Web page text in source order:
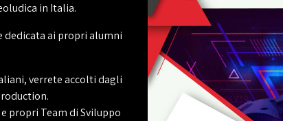
in Italia.
dedicata ai propri alumni
verrete accolti dagli
propri Team di Sviluppo